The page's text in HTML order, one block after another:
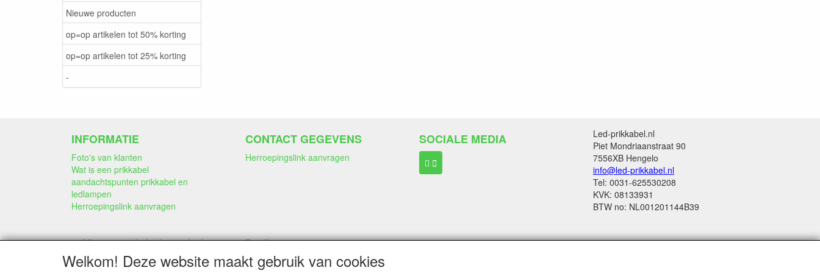
Nieuwe producten
op=op artikelen tot 50% korting
op=op artikelen tot 25% korting
-
INFORMATIE
Foto's van klanten
Wat is een prikkabel
aandachtspunten prikkabel en
ledlampen
Herroepingslink aanvragen
CONTACT GEGEVENS
Herroepingslink aanvragen
SOCIALE MEDIA
Led-prikkabel.nl
Piet Mondriaanstraat 90
7556XB Hengelo
info@led-prikkabel.nl
Tel: 0031-625530208
KVK: 08133931
BTW no: NL001201144B39
Alle genoemde bedragen in deze
webwinkel
zijn inclusief 21% BTW
Betalingen:
Wero Ideal
Paypal
Welkom! Deze website maakt gebruik van cookies